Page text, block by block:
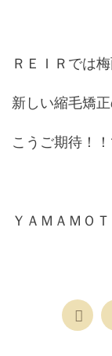
ＲＥＩＲでは
新しい縮毛矯
こうご期待！！
ＹＡＭＡＭＯ